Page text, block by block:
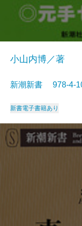
小山内博／著
新潮新書 978-4-
新書電子書籍あり